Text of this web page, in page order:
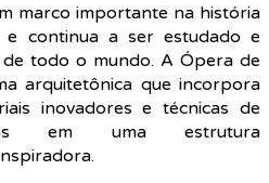
marco importante na história
continua a ser estudado e
todo o mundo. A Ópera de
arquitetônica que incorpora
inovadores e técnicas de
em uma estrutura